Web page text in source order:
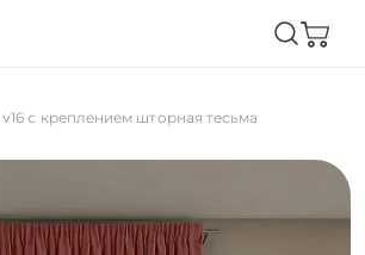
с креплением шторная тесьма